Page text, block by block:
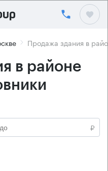
Продажа здания в
в районе
₽